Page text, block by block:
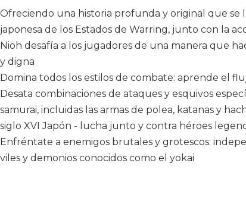
Ofreciendo una historia profunda y original que se
japonesa de los Estados de Warring, junto con la
Nioh desafía a los jugadores de una manera que
y digna
Domina todos los estilos de combate: aprende el
Desata combinaciones de ataques y esquivos
samurai, incluidas las armas de polea, katanas y
siglo XVI Japón - lucha junto y contra héroes
Enfréntate a enemigos brutales y grotescos:
viles y demonios conocidos como el yokai